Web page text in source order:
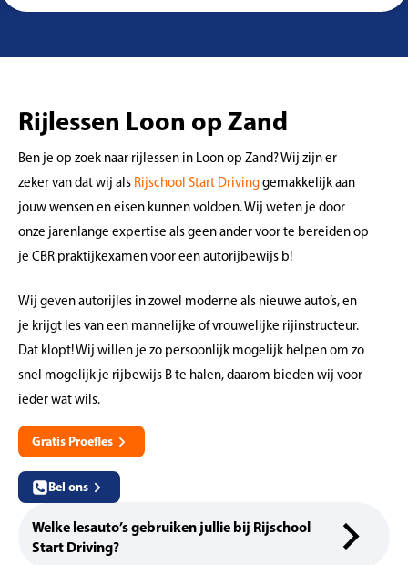
Rijlessen Loon op Zand
Ben je op zoek naar rijlessen in Loon op Zand? Wij zijn er
zeker van dat wij als Rijschool Start Drivinggemakkelijk aan
jouw wensen en eisen kunnen voldoen. Wij weten je door
onze jarenlange expertise als geen ander voor te bereiden op
je CBR praktijkexamen voor een autorijbewijs b!
Wij geven autorijles in zowel moderne als nieuwe auto’s, en
je krijgt les van een mannelijke of vrouwelijke rijinstructeur.
Dat klopt! Wij willen je zo persoonlijk mogelijk helpen om zo
snel mogelijk je rijbewijs B te halen, daarom bieden wij voor
ieder wat wils.
Gratis Proefles
Bel ons
Welke lesauto’s gebruiken jullie bij Rijschool
Start Driving?